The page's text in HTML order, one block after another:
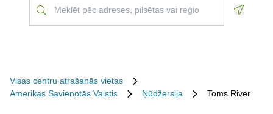
Visas centru atrašanās vietas
Amerikas Savienotās Valstis
Ņūdžersija Toms River